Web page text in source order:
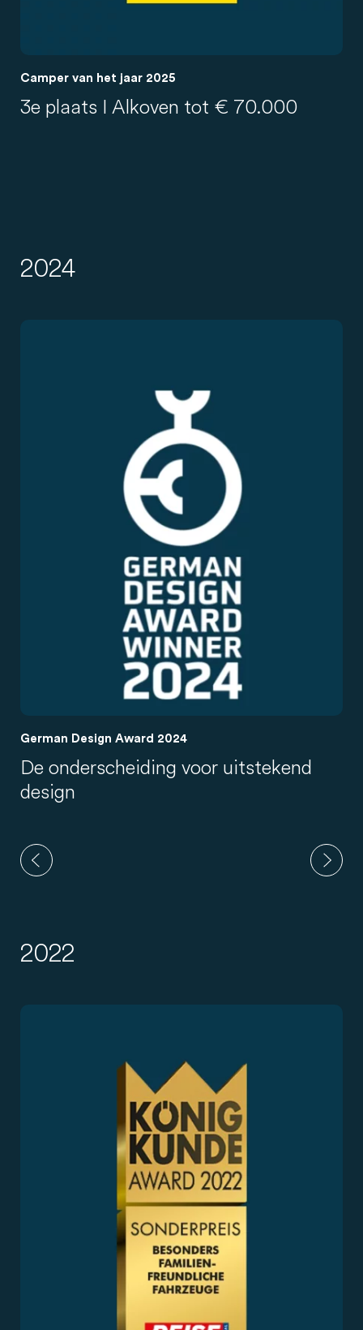
Camper van het jaar 2025
3e plaats I Alkoven tot € 70.000
2024
German Design Award 2024
De onderscheiding voor uitstekend
design
2022